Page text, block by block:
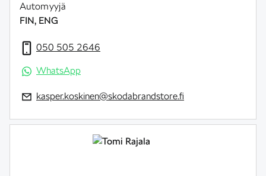
Automyyjä
FIN, ENG
050 505 2646
WhatsApp
kasper.koskinen@skodabrandstore.fi